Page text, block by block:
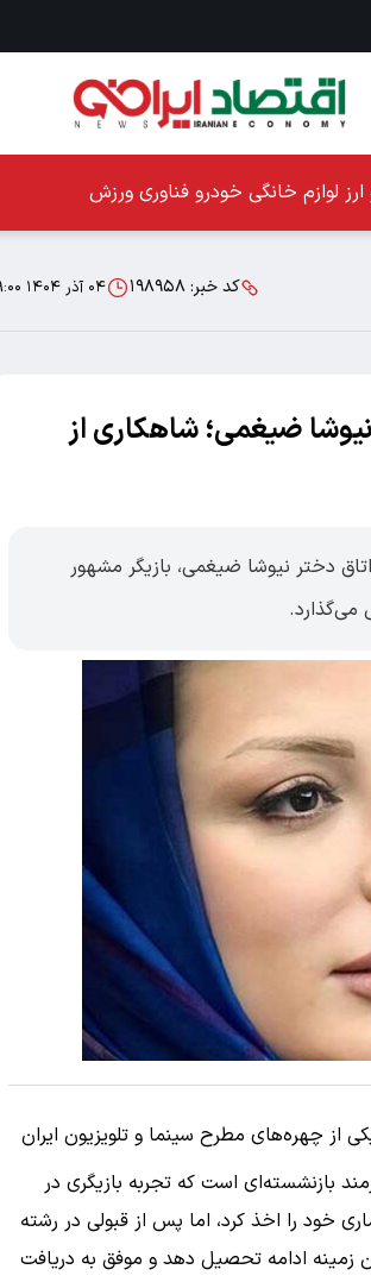
لوازم خانگی خودرو فناوری ورزش
کد خبر: ۱۹۸۹۵۸ ۰۴ آذر ۱۴۰۴ ۰۹:۰۰
ضیغمی؛ شاهکاری از
دختر نیوشا ضیغمی، بازیگر مشهور
می‌گذارد.
۱۳۵۹ در شهر تهران، یکی از چهره‌های مطرح سینما و تلویزیون ایران
بازنشسته‌ای است که تجربه بازیگری در
خود را اخذ کرد، اما پس از قبولی در رشته
زمینه ادامه تحصیل دهد و موفق به دریافت